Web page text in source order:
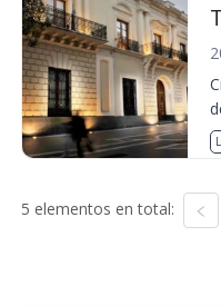
5 elementos en total: